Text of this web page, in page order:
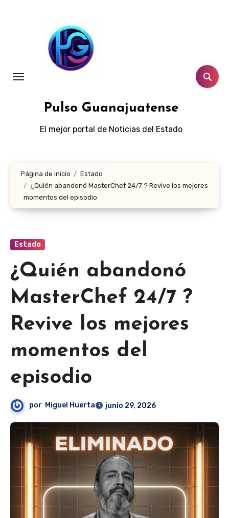
Pulso Guanajuatense
El mejor portal de Noticias del Estado
Página de inicio
Estado
¿Quién abandonó MasterChef 24/7 ? Revive los mejores
momentos del episodio
Estado
¿Quién abandonó
MasterChef 24/7 ?
Revive los mejores
momentos del
episodio
por Miguel Huerta junio 29, 2026